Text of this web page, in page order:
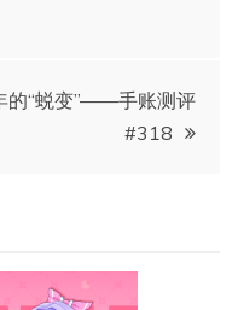
的“蜕变”——手账测评
#318